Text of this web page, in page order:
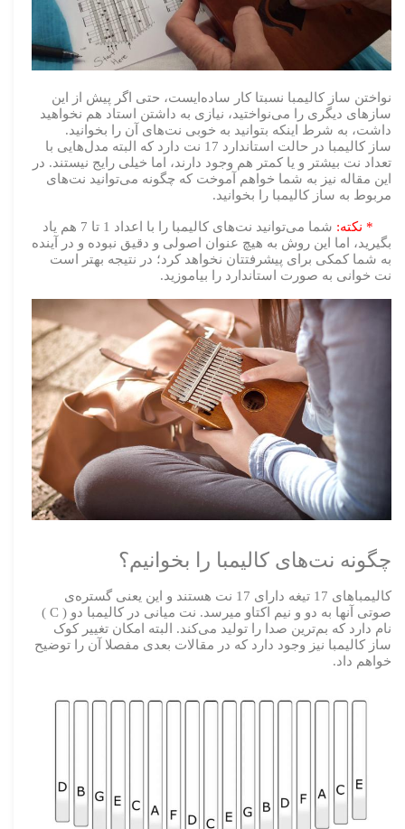
نواختن ساز کالیمبا نسبتا کار ساده‌ایست، حتی اگر پیش از این
سازهای دیگری را می‌نواختید، نیازی به داشتن استاد هم نخواهید
داشت، به شرط اینکه بتوانید به خوبی نت‌های آن را بخوانید.
ساز کالیمبا در حالت استاندارد 17 نت دارد که البته مدل‌هایی با
تعداد نت بیشتر و یا کمتر هم وجود دارند، اما خیلی رایج نیستند. در
این مقاله نیز به شما خواهم آموخت که چگونه می‌توانید نت‌های
مربوط به ساز کالیمبا را بخوانید.
* نکته:
شما می‌توانید نت‌های کالیمبا را با اعداد 1 تا 7 هم یاد
بگیرید، اما این روش به هیچ عنوان اصولی و دقیق نبوده و در آینده
به شما کمکی برای پیشرفتتان نخواهد کرد؛ در نتیجه بهتر است
نت خوانی به صورت استاندارد را بیاموزید.
چگونه نت‌های کالیمبا را بخوانیم؟
کالیمباهای 17 تیغه دارای 17 نت هستند و این یعنی گستره‌ی
صوتی آنها به دو و نیم اکتاو میرسد. نت میانی در کالیمبا دو ( C )
نام دارد که بم‌ترین صدا را تولید می‌کند. البته امکان تغییر کوک
ساز کالیمبا نیز وجود دارد که در مقالات بعدی مفصلا آن را توضیح
خواهم داد.